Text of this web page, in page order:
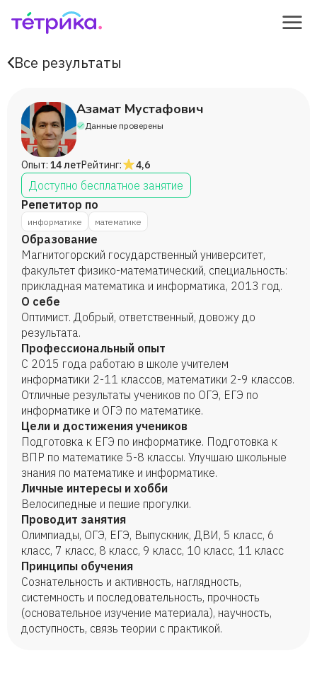
Все результаты
Азамат Мустафович
Данные проверены
Опыт: 14 летРейтинг: 4,6
Доступно бесплатное занятие
Репетитор по
информатике математике
Образование
Магнитогорский государственный университет,
факультет физико-математический, специальность:
прикладная математика и информатика, 2013 год.
О себе
Оптимист. Добрый, ответственный, довожу до
результата.
Профессиональный опыт
С 2015 года работаю в школе учителем
информатики 2-11 классов, математики 2-9 классов.
Отличные результаты учеников по ОГЭ, ЕГЭ по
информатике и ОГЭ по математике.
Цели и достижения учеников
Подготовка к ЕГЭ по информатике. Подготовка к
ВПР по математике 5-8 классы. Улучшаю школьные
знания по математике и информатике.
Личные интересы и хобби
Велосипедные и пешие прогулки.
Проводит занятия
Олимпиады, ОГЭ, ЕГЭ, Выпускник, ДВИ, 5 класс, 6
класс, 7 класс, 8 класс, 9 класс, 10 класс, 11 класс
Принципы обучения
Сознательность и активность, наглядность,
системность и последовательность, прочность
(основательное изучение материала), научность,
доступность, связь теории с практикой.